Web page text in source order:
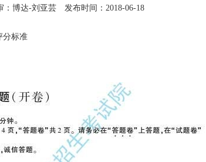
：博达-刘亚芸 发布时间：2018-06-18
分标准